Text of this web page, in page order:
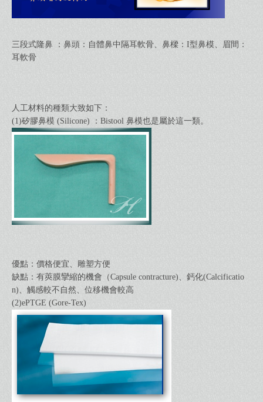
三段式隆鼻 ：鼻頭：自體鼻中隔耳軟骨、鼻樑：I型鼻模、眉間：
耳軟骨
人工材料的種類大致如下：
(1)矽膠鼻模 (Silicone) ：Bistool 鼻模也是屬於這一類。
優點：價格便宜、雕塑方便
缺點：有莢膜攣縮的機會（Capsule contracture)、鈣化(Calcificatio
n)、觸感較不自然、位移機會較高
(2)ePTGE (Gore-Tex)